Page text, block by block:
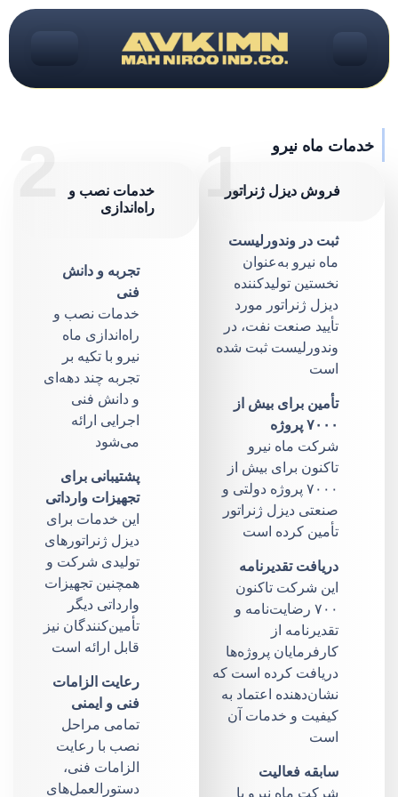
خدمات ماه نیرو
فروش دیزل ژنراتور1
ثبت در وندورلیست
ماه نیرو به‌عنوان
نخستین تولیدکننده
دیزل ژنراتور مورد
تأیید صنعت نفت، در
وندورلیست ثبت شده
است
تأمین برای بیش از
۷۰۰۰ پروژه
شرکت ماه نیرو
تاکنون برای بیش از
۷۰۰۰ پروژه دولتی و
صنعتی دیزل ژنراتور
تأمین کرده است
دریافت تقدیرنامه
این شرکت تاکنون
۷۰۰ رضایت‌نامه و
تقدیرنامه از
کارفرمایان پروژه‌ها
دریافت کرده است که
نشان‌دهنده اعتماد به
کیفیت و خدمات آن
است
سابقه فعالیت
شرکت ماه نیرو با
خدمات نصب و
راه‌اندازی
تجربه و دانش
فنی
خدمات نصب و
راه‌اندازی ماه
نیرو با تکیه بر
تجربه چند دهه‌ای
و دانش فنی
اجرایی ارائه
می‌شود
پشتیبانی برای
تجهیزات وارداتی
این خدمات برای
دیزل ژنراتورهای
تولیدی شرکت و
همچنین تجهیزات
وارداتی دیگر
تأمین‌کنندگان نیز
قابل ارائه است
رعایت الزامات
فنی و ایمنی
تمامی مراحل
نصب با رعایت
الزامات فنی،
دستورالعمل‌های